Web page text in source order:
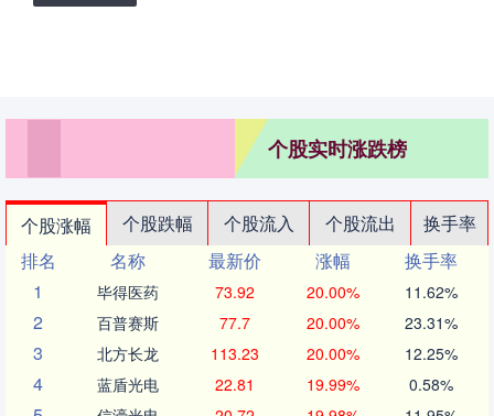
个股实时涨跌榜
个股涨幅 个股跌幅 个股流入 个股流出
换手率
排名
名称 最新价 涨幅
换手率
1
毕得医药 73.92 20.00% 11.62%
2 百普赛斯 77.7 20.00% 23.31%
3 北方长龙 113.23 20.00% 12.25%
4 蓝盾光电 22.81 19.99% 0.58%